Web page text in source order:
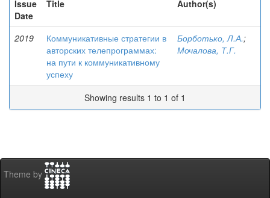
Issue
Date
Title Author(s)
2019
Коммуникативные стратегии в
авторских телепрограммах:
на пути к коммуникативному
успеху
Борботько, Л.А.;
Мочалова, Т.Г.
Showing results 1 to 1 of 1
Theme by